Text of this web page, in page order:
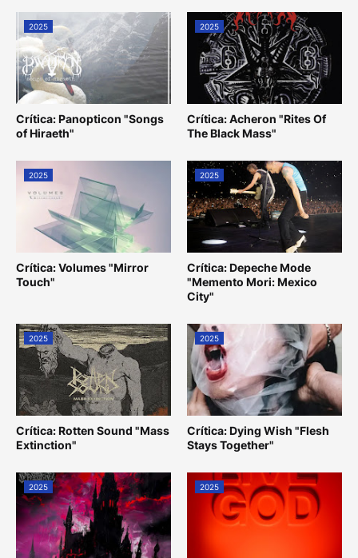
2025
Crítica: Panopticon "Songs
of Hiraeth"
2025
Crítica: Acheron "Rites Of
The Black Mass"
2025
Crítica: Volumes "Mirror
Touch"
2025
Crítica: Depeche Mode
"Memento Mori: Mexico
City"
2025
Crítica: Rotten Sound "Mass
Extinction"
2025
Crítica: Dying Wish "Flesh
Stays Together"
2025 2025